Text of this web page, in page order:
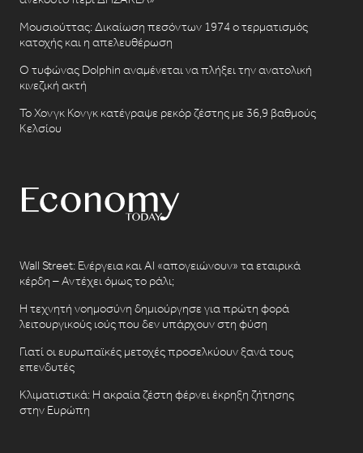
Μουσιούττας: Δικαίωση πεσόντων 1974 ο τερματισμός
κατοχής και η απελευθέρωση
Ο τυφώνας Dolphin αναμένεται να πλήξει την ανατολική
κινεζική ακτή
Το Χονγκ Κονγκ κατέγραψε ρεκόρ ζέστης με 36,9 βαθμούς
Κελσίου
Wall Street: Ενέργεια και AI «απογειώνουν» τα εταιρικά
κέρδη – Αντέχει όμως το ράλι;
Η τεχνητή νοημοσύνη δημιούργησε για πρώτη φορά
λειτουργικούς ιούς που δεν υπάρχουν στη φύση
Γιατί οι ευρωπαϊκές μετοχές προσελκύουν ξανά τους
επενδυτές
Κλιματιστικά: Η ακραία ζέστη φέρνει έκρηξη ζήτησης
στην Ευρώπη